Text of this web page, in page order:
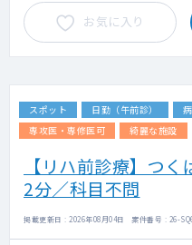
お気に入り
スポット 日勤（午前診）
専攻医・専修医可
綺麗な施設
【リハ前診療】つ
2分／科目不問
掲載更新日 : 2026年08月04日 案件番号 : 26-